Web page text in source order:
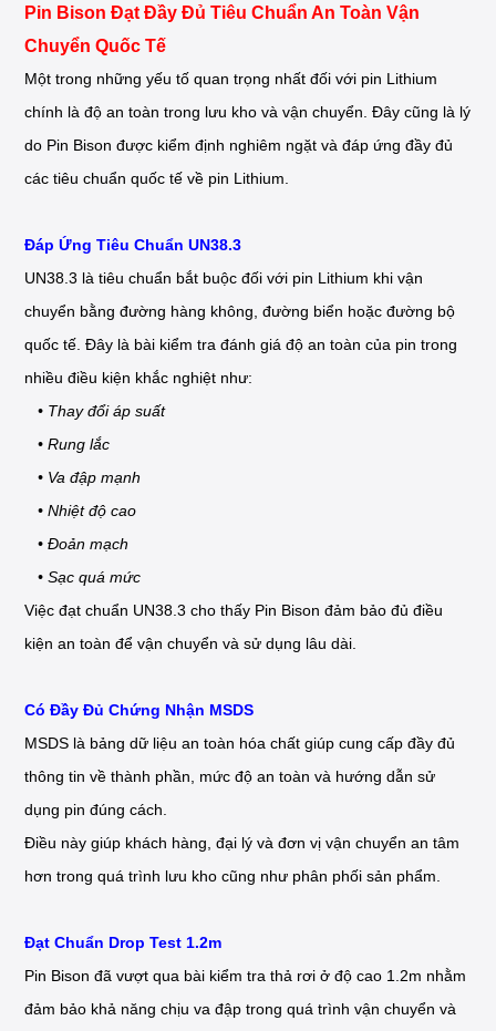
Pin Bison Đạt Đầy Đủ Tiêu Chuẩn An Toàn Vận
Chuyển Quốc Tế
Một trong những yếu tố quan trọng nhất đối với pin Lithium
chính là độ an toàn trong lưu kho và vận chuyển. Đây cũng là lý
do Pin Bison được kiểm định nghiêm ngặt và đáp ứng đầy đủ
các tiêu chuẩn quốc tế về pin Lithium.
Đáp Ứng Tiêu Chuẩn UN38.3
UN38.3 là tiêu chuẩn bắt buộc đối với pin Lithium khi vận
chuyển bằng đường hàng không, đường biển hoặc đường bộ
quốc tế. Đây là bài kiểm tra đánh giá độ an toàn của pin trong
nhiều điều kiện khắc nghiệt như:
• Thay đổi áp suất
• Rung lắc
• Va đập mạnh
• Nhiệt độ cao
• Đoản mạch
• Sạc quá mức
Việc đạt chuẩn UN38.3 cho thấy Pin Bison đảm bảo đủ điều
kiện an toàn để vận chuyển và sử dụng lâu dài.
Có Đầy Đủ Chứng Nhận MSDS
MSDS là bảng dữ liệu an toàn hóa chất giúp cung cấp đầy đủ
thông tin về thành phần, mức độ an toàn và hướng dẫn sử
dụng pin đúng cách.
Điều này giúp khách hàng, đại lý và đơn vị vận chuyển an tâm
hơn trong quá trình lưu kho cũng như phân phối sản phẩm.
Đạt Chuẩn Drop Test 1.2m
Pin Bison đã vượt qua bài kiểm tra thả rơi ở độ cao 1.2m nhằm
đảm bảo khả năng chịu va đập trong quá trình vận chuyển và